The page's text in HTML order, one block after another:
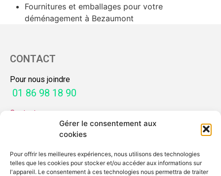
Gérer le consentement aux
cookies
Pour offrir les meilleures expériences, nous utilisons des technologies
telles que les cookies pour stocker et/ou accéder aux informations sur
l'appareil. Le consentement à ces technologies nous permettra de traiter
Fournitures et emballages pour votre
déménagement à Bezaumont
CONTACT
Pour nous joindre
01 86 98 18 90
Contactez-nous
Mon guide déménagement
Demande de devis